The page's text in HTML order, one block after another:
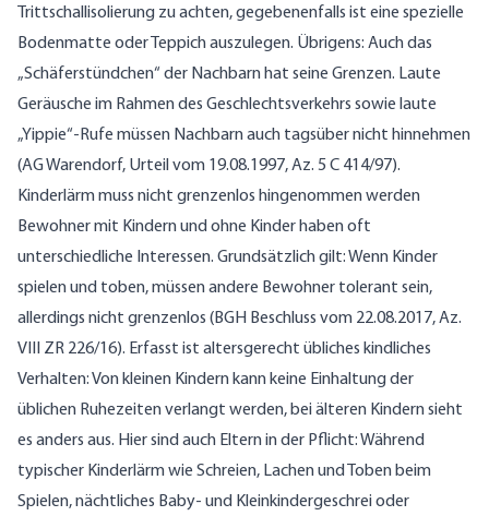
Trittschallisolierung zu achten, gegebenenfalls ist eine spezielle
Bodenmatte oder Teppich auszulegen. Übrigens: Auch das
„Schäferstündchen“ der Nachbarn hat seine Grenzen. Laute
Geräusche im Rahmen des Geschlechtsverkehrs sowie laute
„Yippie“-Rufe müssen Nachbarn auch tagsüber nicht hinnehmen
(AG Warendorf, Urteil vom 19.08.1997, Az. 5 C 414/97).
Kinderlärm muss nicht grenzenlos hingenommen werden
Bewohner mit Kindern und ohne Kinder haben oft
unterschiedliche Interessen. Grundsätzlich gilt: Wenn Kinder
spielen und toben, müssen andere Bewohner tolerant sein,
allerdings nicht grenzenlos (BGH Beschluss vom 22.08.2017, Az.
VIII ZR 226/16). Erfasst ist altersgerecht übliches kindliches
Verhalten: Von kleinen Kindern kann keine Einhaltung der
üblichen Ruhezeiten verlangt werden, bei älteren Kindern sieht
es anders aus. Hier sind auch Eltern in der Pflicht: Während
typischer Kinderlärm wie Schreien, Lachen und Toben beim
Spielen, nächtliches Baby- und Kleinkindergeschrei oder